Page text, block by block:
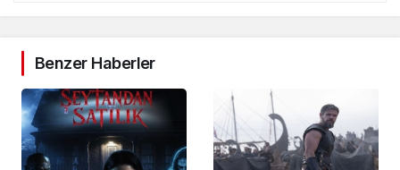
Benzer Haberler